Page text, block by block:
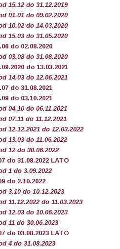
15.12 do 31.12.2019
01.01 do 09.02.2020
10.02 do 14.03.2020
15.03 do 31.05.2020
do 02.08.2020
03.08 do 31.08.2020
do 13.03.2021
14.03 do 12.06.2021
do 31.08.2021
do 03.10.2021
04.10 do 06.11.2021
07.11 do 11.12.2021
12.12.2021 do 12.03.2022
13.03 do 11.06.2022
12 do 30.06.2022
do 31.08.2022 LATO
1 do 3.09.2022
do 2.10.2022
3.10 do 10.12.2023
11.12.2022 do 11.03.2023
12.03 do 10.06.2023
11 do 30.06.2023
do 03.08.2023 LATO
4 do 31.08.2023